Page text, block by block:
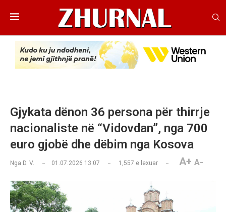
Gjykata dënon 36 persona për thirrje
nacionaliste në “Vidovdan”, nga 700
euro gjobë dhe dëbim nga Kosova
Nga D. V. 01.07.2026 13:07 1,557 e lexuar A+ A-